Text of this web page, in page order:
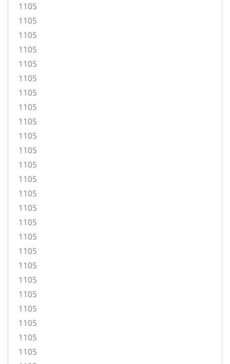
1105
1105
1105
1105
1105
1105
1105
1105
1105
1105
1105
1105
1105
1105
1105
1105
1105
1105
1105
1105
1105
1105
1105
1105
1105